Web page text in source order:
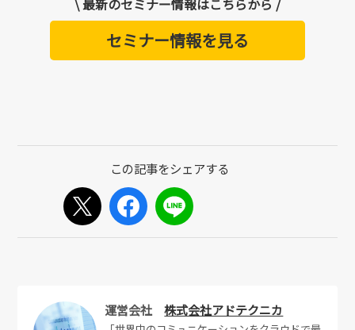
\ 最新のセミナー情報はこちらから /
セミナー情報を見る
運営会社株式会社アドテクニカ